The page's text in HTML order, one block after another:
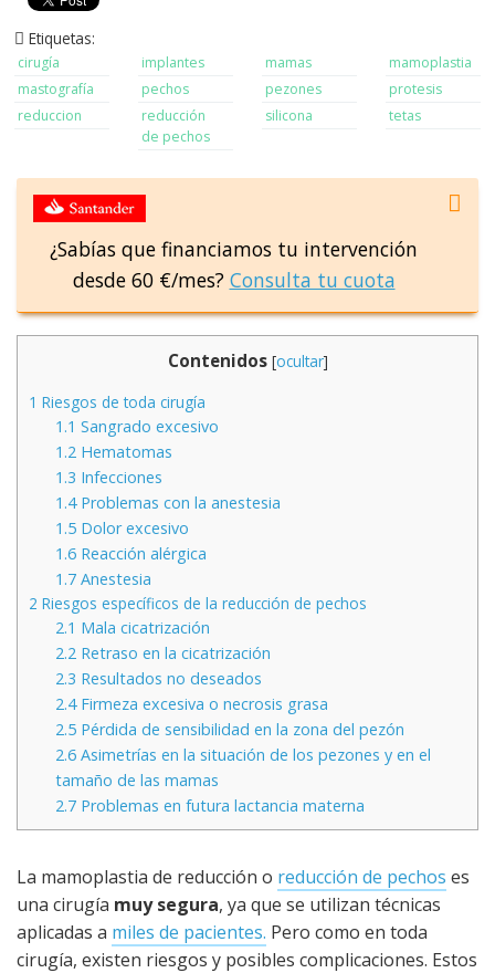
Etiquetas:
cirugía implantes mamas
mamoplastia
mastografía
pechos pezones
protesis
reduccion
reducción
de pechos
silicona tetas
¿Sabías que financiamos tu intervención
desde 60 €/mes? Consulta tu cuota
Contenidos [ocultar]
1 Riesgos de toda cirugía
1.1 Sangrado excesivo
1.2 Hematomas
1.3 Infecciones
1.4Problemas con la anestesia
1.5 Dolor excesivo
1.6 Reacción alérgica
1.7 Anestesia
2 Riesgos específicos de la reducción de pechos
2.1 Mala cicatrización
2.2 Retraso en la cicatrización
2.3 Resultados no deseados
2.4Firmeza excesiva o necrosis grasa
2.5 Pérdida de sensibilidad en la zona del pezón
2.6 Asimetrías en la situación de los pezones y en el
tamaño de las mamas
2.7 Problemas en futura lactancia materna
La mamoplastia de reducción o reducción de pechos es
una cirugía muy segura, ya que se utilizan técnicas
aplicadas a miles de pacientes. Pero como en toda
cirugía, existen riesgos y posibles complicaciones. Estos